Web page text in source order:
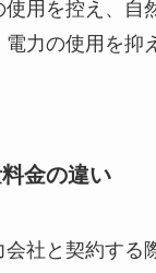
用を控え、自
力の使用を抑
金の違い
社と契約する